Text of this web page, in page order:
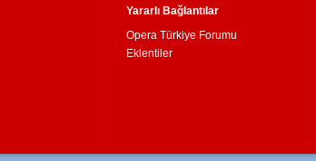
Yararlı Bağlantılar
Opera Türkiye Forumu
Eklentiler